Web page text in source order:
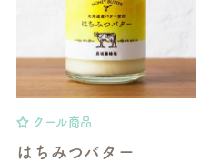
クール商品
はちみつバター